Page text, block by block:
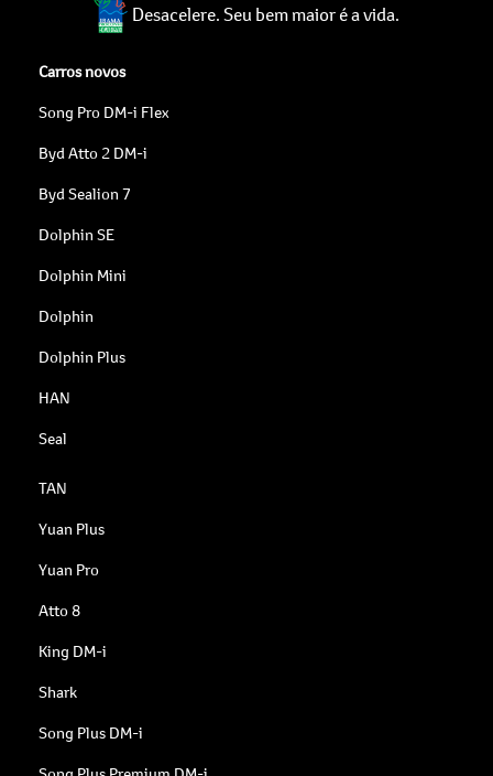
Desacelere. Seu bem maior é a vida.
Carros novos
Song Pro DM-i Flex
Byd Atto 2 DM-i
Byd Sealion 7
Dolphin SE
Dolphin Mini
Dolphin
Dolphin Plus
HAN
Seal
TAN
Yuan Plus
Yuan Pro
Atto 8
King DM-i
Shark
Song Plus DM-i